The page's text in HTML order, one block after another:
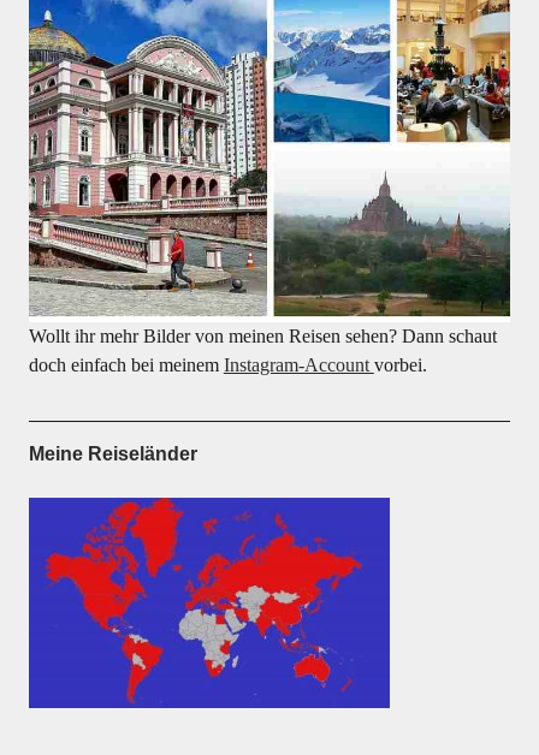
Wollt ihr mehr Bilder von meinen Reisen sehen? Dann schaut
doch einfach bei meinem Instagram-Account vorbei.
Meine Reiseländer